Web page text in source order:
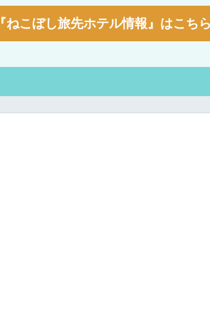
『ねこぼし旅先ホテル情報』はこちら